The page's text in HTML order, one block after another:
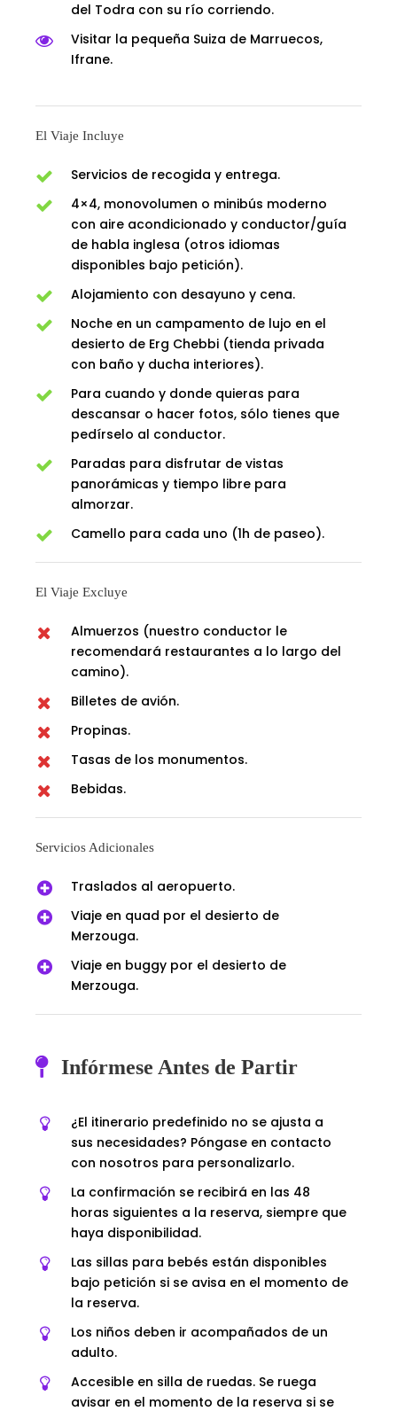
del Todra con su río corriendo.
Visitar la pequeña Suiza de Marruecos,
Ifrane.
El Viaje Incluye
Servicios de recogida y entrega.
4×4, monovolumen o minibús moderno
con aire acondicionado y conductor/guía
de habla inglesa (otros idiomas
disponibles bajo petición).
Alojamiento con desayuno y cena.
Noche en un campamento de lujo en el
desierto de Erg Chebbi (tienda privada
con baño y ducha interiores).
Para cuando y donde quieras para
descansar o hacer fotos, sólo tienes que
pedírselo al conductor.
Paradas para disfrutar de vistas
panorámicas y tiempo libre para
almorzar.
Camello para cada uno (1h de paseo).
El Viaje Excluye
Almuerzos (nuestro conductor le
recomendará restaurantes a lo largo del
camino).
Billetes de avión.
Propinas.
Tasas de los monumentos.
Bebidas.
Servicios Adicionales
Traslados al aeropuerto.
Viaje en quad por el desierto de
Merzouga.
Viaje en buggy por el desierto de
Merzouga.
Infórmese Antes de Partir
¿El itinerario predefinido no se ajusta a
sus necesidades? Póngase en contacto
con nosotros para personalizarlo.
La confirmación se recibirá en las 48
horas siguientes a la reserva, siempre que
haya disponibilidad.
Las sillas para bebés están disponibles
bajo petición si se avisa en el momento de
la reserva.
Los niños deben ir acompañados de un
adulto.
Accesible en silla de ruedas. Se ruega
avisar en el momento de la reserva si se